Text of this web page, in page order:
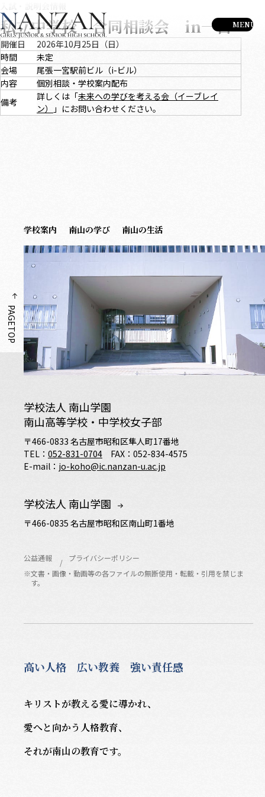
私立中学校 合同相談会 in一宮
開催日
2026年10月25日（日）
時間
未定
会場
尾張一宮駅前ビル（i-ビル）
内容
個別相談・学校案内配布
備考
詳しくは「未来への学びを考える会（イーブレイ
ン）
」にお問い合わせください。
PAGETOP
学校案内 南山の学び 南山の生活
学校法人 南山学園
南山高等学校・中学校女子部
〒466-0833 名古屋市昭和区隼人町17番地
TEL： 052-831-0704 FAX：052-834-4575
E-mail： jo-koho@ic.nanzan-u.ac.jp
学校法人 南山学園
〒466-0835 名古屋市昭和区南山町1番地
公益通報
プライバシーポリシー
※文書・画像・動画等の各ファイルの無断使用・転載・引用を禁じま
す。
高い人格 広い教養 強い責任感
キリストが教える愛に導かれ、
愛へと向かう人格教育、
それが南山の教育です。